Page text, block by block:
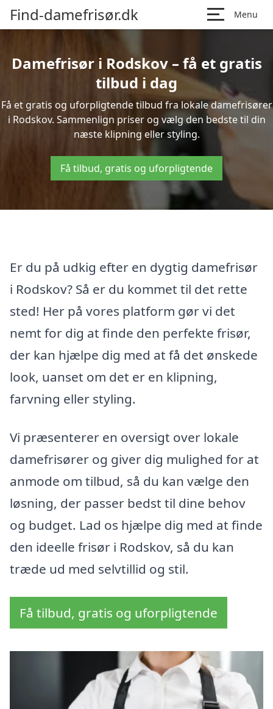
Find-damefrisør.dk Menu
Damefrisør i Rodskov – få et gratis
tilbud i dag
Få et gratis og uforpligtende tilbud fra lokale damefrisører
i Rodskov. Sammenlign priser og vælg den bedste til din
næste klipning eller styling.
Få tilbud, gratis og uforpligtende
Er du på udkig efter en dygtig damefrisør
i Rodskov? Så er du kommet til det rette
sted! Her på vores platform gør vi det
nemt for dig at finde den perfekte frisør,
der kan hjælpe dig med at få det ønskede
look, uanset om det er en klipning,
farvning eller styling.
Vi præsenterer en oversigt over lokale
damefrisører og giver dig mulighed for at
anmode om tilbud, så du kan vælge den
løsning, der passer bedst til dine behov
og budget. Lad os hjælpe dig med at finde
den ideelle frisør i Rodskov, så du kan
træde ud med selvtillid og stil.
Få tilbud, gratis og uforpligtende